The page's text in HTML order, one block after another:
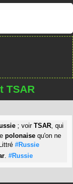
TSAR
; voir TSAR, qui
polonaise qu'on ne
Littré #Russie
. #Russie